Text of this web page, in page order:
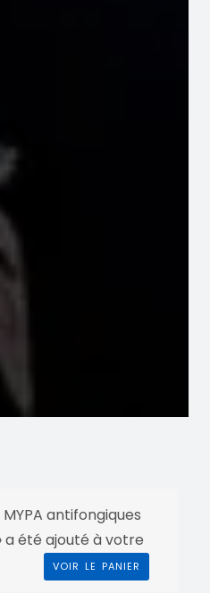
antifongiques
a été ajouté à votre
VOIR LE PANIER